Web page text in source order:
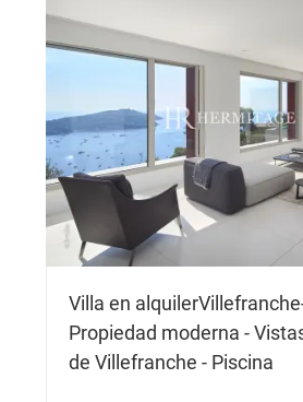
Villa en alquiler
Propiedad moderna -
de Villefranche - Piscina